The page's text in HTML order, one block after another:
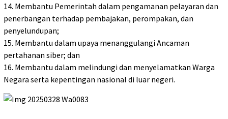
14. Membantu Pemerintah dalam pengamanan pelayaran dan
penerbangan terhadap pembajakan, perompakan, dan
penyelundupan;
15. Membantu dalam upaya menanggulangi Ancaman
pertahanan siber; dan
16. Membantu dalam melindungi dan menyelamatkan Warga
Negara serta kepentingan nasional di luar negeri.